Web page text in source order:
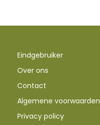
Eindgebruiker
Over ons
Contact
Algemene voorwaarden
Privacy policy